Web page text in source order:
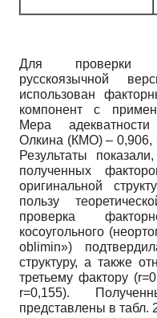
Для проверки
русскоязычной
использован
компонент с
Мера
Олкина (КМО) – 0,906,
Результаты
полученных
оригинальной
пользу
проверка
косоугольного
oblimin»)
структуру, а также
третьему фактору
r=0,155).
представлены в табл.